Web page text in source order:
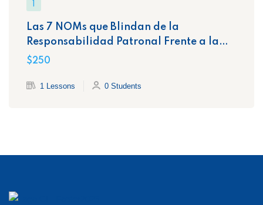
Las 7 NOMs que Blindan de la
Responsabilidad Patronal Frente a la
STPS
$250
1 Lessons 0 Students